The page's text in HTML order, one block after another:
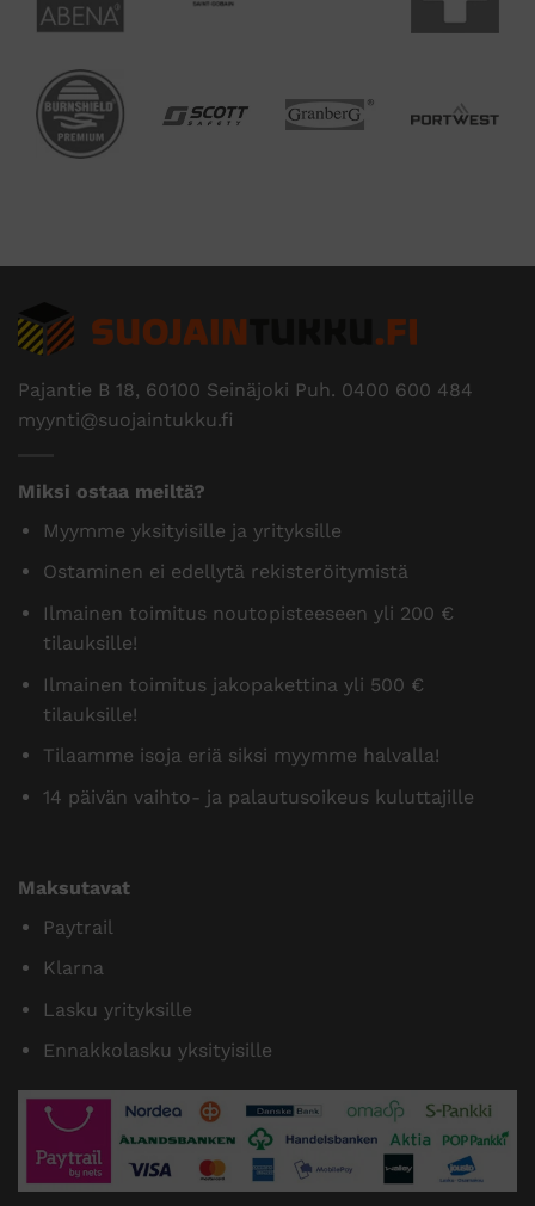
Pajantie B 18, 60100 Seinäjoki Puh. 0400 600 484
myynti@suojaintukku.fi
Miksi ostaa meiltä?
Myymme yksityisille ja yrityksille
Ostaminen ei edellytä rekisteröitymistä
Ilmainen toimitus noutopisteeseen yli 200 €
tilauksille!
Ilmainen toimitus jakopakettina yli 500 €
tilauksille!
Tilaamme isoja eriä siksi myymme halvalla!
14 päivän vaihto- ja palautusoikeus kuluttajille
Maksutavat
Paytrail
Klarna
Lasku yrityksille
Ennakkolasku yksityisille